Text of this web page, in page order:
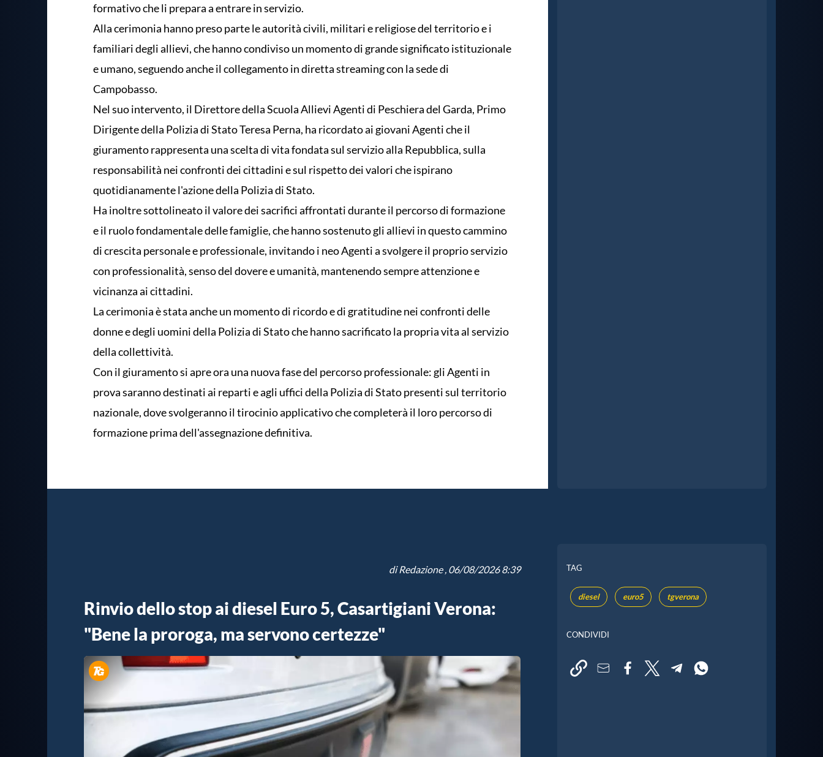
formativo che li prepara a entrare in servizio.
Alla cerimonia hanno preso parte le autorità civili, militari e religiose del territorio e i
familiari degli allievi, che hanno condiviso un momento di grande significato istituzionale
e umano, seguendo anche il collegamento in diretta streaming con la sede di
Campobasso.
Nel suo intervento, il Direttore della Scuola Allievi Agenti di Peschiera del Garda, Primo
Dirigente della Polizia di Stato Teresa Perna, ha ricordato ai giovani Agenti che il
giuramento rappresenta una scelta di vita fondata sul servizio alla Repubblica, sulla
responsabilità nei confronti dei cittadini e sul rispetto dei valori che ispirano
quotidianamente l'azione della Polizia di Stato.
Ha inoltre sottolineato il valore dei sacrifici affrontati durante il percorso di formazione
e il ruolo fondamentale delle famiglie, che hanno sostenuto gli allievi in questo cammino
di crescita personale e professionale, invitando i neo Agenti a svolgere il proprio servizio
con professionalità, senso del dovere e umanità, mantenendo sempre attenzione e
vicinanza ai cittadini.
La cerimonia è stata anche un momento di ricordo e di gratitudine nei confronti delle
donne e degli uomini della Polizia di Stato che hanno sacrificato la propria vita al servizio
della collettività.
Con il giuramento si apre ora una nuova fase del percorso professionale: gli Agenti in
prova saranno destinati ai reparti e agli uffici della Polizia di Stato presenti sul territorio
nazionale, dove svolgeranno il tirocinio applicativo che completerà il loro percorso di
formazione prima dell'assegnazione definitiva.
diRedazione, 06/08/2026 8:39
Rinvio dello stop ai diesel Euro 5, Casartigiani Verona:
"Bene la proroga, ma servono certezze"
TAG
diesel euro5 tgverona
CONDIVIDI